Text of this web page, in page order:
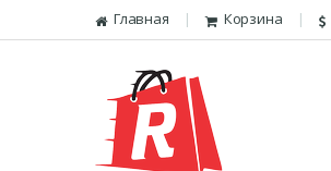
Перейти к навигации
Skip to content Главная Корзина